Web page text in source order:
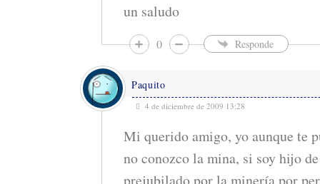
un saludo
0 Responde
Paquito
4 de diciembre de 2009 13:28
Mi querido amigo, yo aunque te
no conozco la mina, si soy hijo
prejubilado por la minería por